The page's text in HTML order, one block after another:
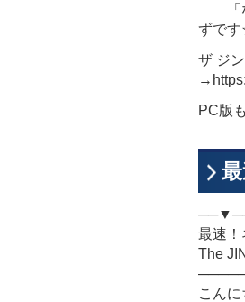
「な
ずで
ザ ジ
PC版
最速！
The
こんに